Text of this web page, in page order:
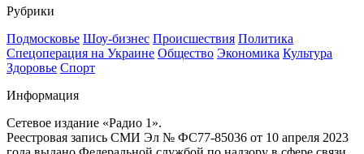
Рубрики
Подмосковье Шоу-бизнес Происшествия Политика
Спецоперация на Украине Общество Экономика Культура
Здоровье Спорт
Информация
Сетевое издание «Радио 1».
Реестровая запись СМИ Эл № ФС77-85036 от 10 апреля 2023